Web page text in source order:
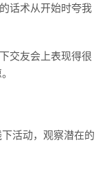
话术从开始时夸我
交友会上表现得很
活动，观察潜在的